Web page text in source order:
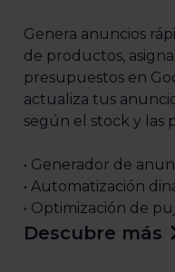
Genera anuncios
de productos,
presupuestos en
actualiza tus
según el stock y las
• Generador de
• Automatización
• Optimización de
Descubre más